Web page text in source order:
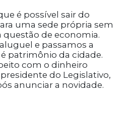
é possível sair do
uma sede própria sem
de economia.
e passamos a
patrimônio da cidade.
com o dinheiro
do Legislativo,
anunciar a novidade.